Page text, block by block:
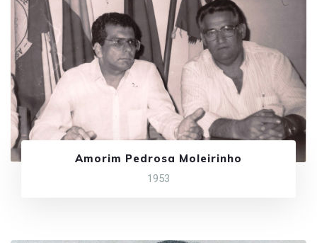
Amorim Pedrosa Moleirinho
1953